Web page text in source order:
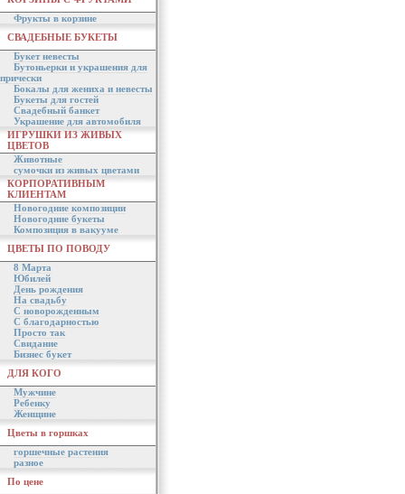
Фрукты в корзине
СВАДЕБНЫЕ БУКЕТЫ
Букет невесты
Бутоньерки и украшения для
прически
Бокалы для жениха и невесты
Букеты для гостей
Свадебный банкет
Украшение для автомобиля
ИГРУШКИ ИЗ ЖИВЫХ
ЦВЕТОВ
Животные
сумочки из живых цветами
КОРПОРАТИВНЫМ
КЛИЕНТАМ
Новогодние композиции
Новогодние букеты
Композиция в вакууме
ЦВЕТЫ ПО ПОВОДУ
8 Марта
Юбилей
День рождения
На свадьбу
С новорожденным
С благодарностью
Просто так
Свидание
Бизнес букет
ДЛЯ КОГО
Мужчине
Ребенку
Женщине
Цветы в горшках
горшечные растения
разное
По цене